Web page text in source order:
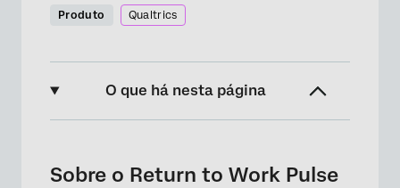
Produto Qualtrics
O que há nesta página
Metodologia
Sobre o Return to Work Pulse